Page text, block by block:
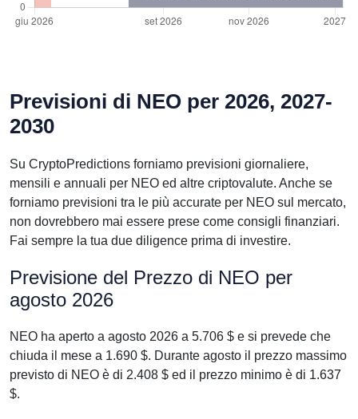
Previsioni di NEO per 2026, 2027-
2030
Su CryptoPredictions forniamo previsioni giornaliere,
mensili e annuali per NEO ed altre criptovalute. Anche se
forniamo previsioni tra le più accurate per NEO sul mercato,
non dovrebbero mai essere prese come consigli finanziari.
Fai sempre la tua due diligence prima di investire.
Previsione del Prezzo di NEO per
agosto 2026
NEO ha aperto a agosto 2026 a 5.706 $ e si prevede che
chiuda il mese a 1.690 $. Durante agosto il prezzo massimo
previsto di NEO è di 2.408 $ ed il prezzo minimo è di 1.637
$.